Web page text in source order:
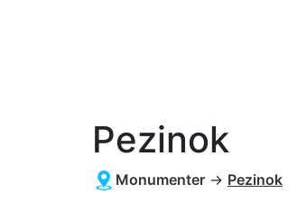
Pezinok
Monumenter → Pezinok